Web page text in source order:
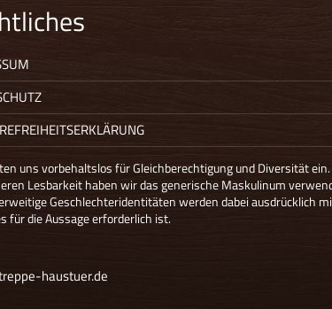
uns vorbehaltslos für Gleichberechtigung und Diversität ein.
Lesbarkeit haben wir das generische Maskulinum
Geschlechteridentitäten werden dabei ausdrücklich
für die Aussage erforderlich ist.
haustuer.de